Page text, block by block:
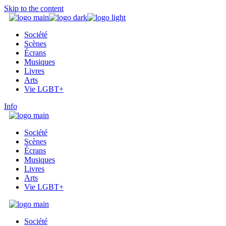
Skip to the content
Société
Scènes
Écrans
Musiques
Livres
Arts
Vie LGBT+
Info
Société
Scènes
Écrans
Musiques
Livres
Arts
Vie LGBT+
Société